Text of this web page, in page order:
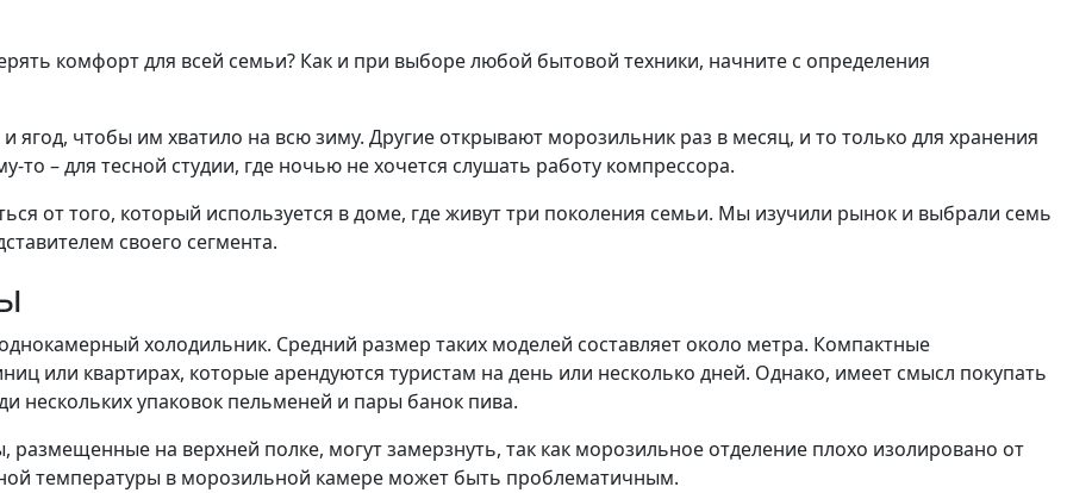
комфорт для всей семьи? Как и при выборе любой бытовой техники, начните с определения
чтобы им хватило на всю зиму. Другие открывают морозильник раз в месяц, и то только для хранения
– для тесной студии, где ночью не хочется слушать работу компрессора.
от того, который используется в доме, где живут три поколения семьи. Мы изучили рынок и выбрали семь
своего сегмента.
холодильник. Средний размер таких моделей составляет около метра. Компактные
или квартирах, которые арендуются туристам на день или несколько дней. Однако, имеет смысл покупать
нескольких упаковок пельменей и пары банок пива.
на верхней полке, могут замерзнуть, так как морозильное отделение плохо изолировано от
температуры в морозильной камере может быть проблематичным.